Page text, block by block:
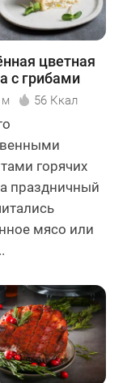
цветная
с грибами
м 56 Ккал
горячих
праздничный
мясо или